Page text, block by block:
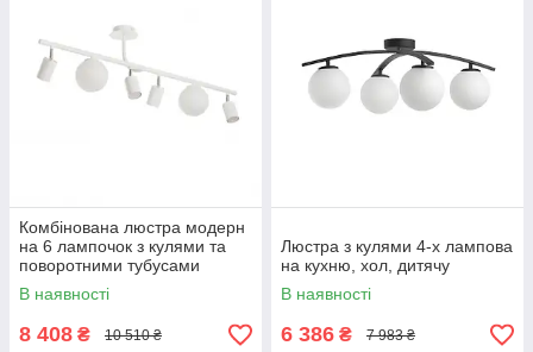
Комбінована люстра модерн
на 6 лампочок з кулями та
поворотними тубусами
В наявності
8 408 ₴ 10 510 ₴
Люстра з кулями 4-х лампова
на кухню, хол, дитячу
В наявності
6 386 ₴ 7 983 ₴